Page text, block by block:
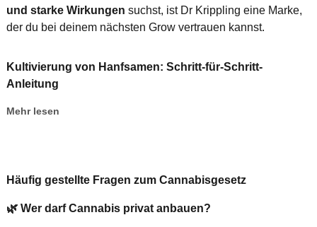
und starke Wirkungen suchst, ist Dr Krippling eine Marke,
der du bei deinem nächsten Grow vertrauen kannst.
Kultivierung von Hanfsamen: Schritt-für-Schritt-
Anleitung
Mehr lesen
Häufig gestellte Fragen zum Cannabisgesetz
🌿 Wer darf Cannabis privat anbauen?